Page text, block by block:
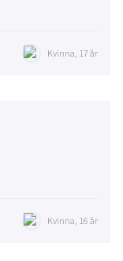
Kvinna, 17 år
Kvinna, 16 år